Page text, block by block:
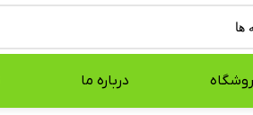
درباره ما